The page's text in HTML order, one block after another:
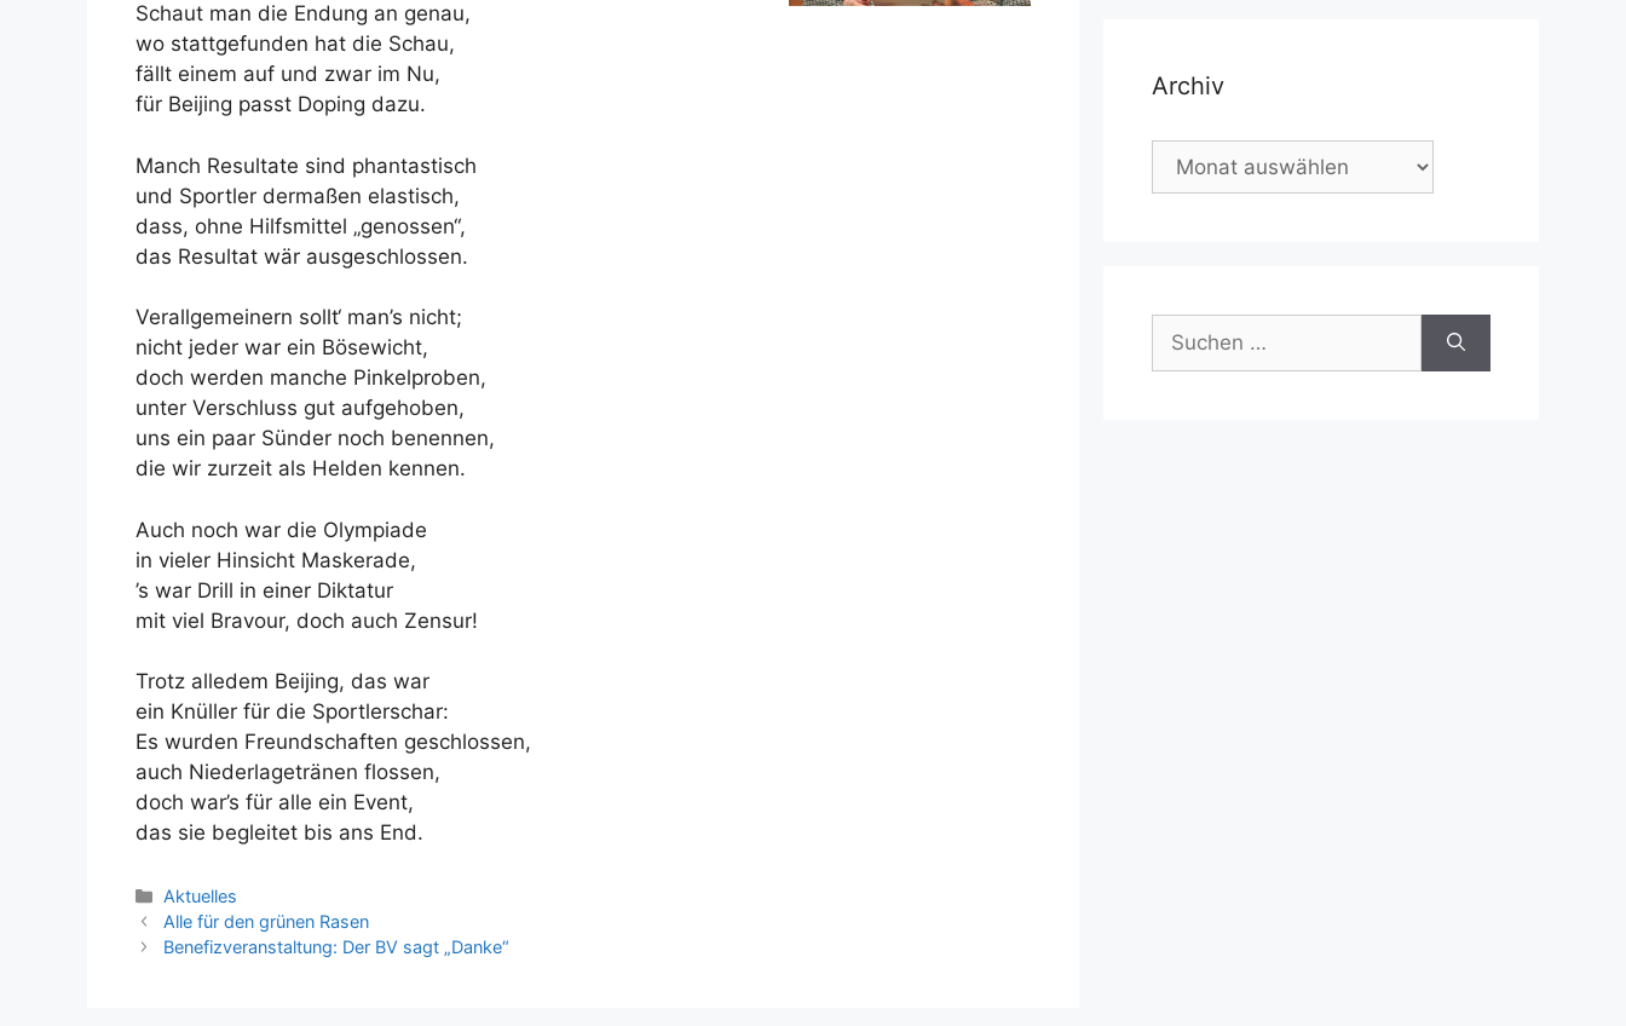
Schaut man die Endung an genau,
wo stattgefunden hat die Schau,
fällt einem auf und zwar im Nu,
für Beijing passt Doping dazu.
Manch Resultate sind phantastisch
und Sportler dermaßen elastisch,
dass, ohne Hilfsmittel „genossen“,
das Resultat wär ausgeschlossen.
Verallgemeinern sollt‘ man’s nicht;
nicht jeder war ein Bösewicht,
doch werden manche Pinkelproben,
unter Verschluss gut aufgehoben,
uns ein paar Sünder noch benennen,
die wir zurzeit als Helden kennen.
Auch noch war die Olympiade
in vieler Hinsicht Maskerade,
’s war Drill in einer Diktatur
mit viel Bravour, doch auch Zensur!
Trotz alledem Beijing, das war
ein Knüller für die Sportlerschar:
Es wurden Freundschaften geschlossen,
auch Niederlagetränen flossen,
doch war’s für alle ein Event,
das sie begleitet bis ans End.
Kategorien
Aktuelles
Alle für den grünen Rasen
Benefizveranstaltung: Der BV sagt „Danke“
Archiv
Archiv
nach: